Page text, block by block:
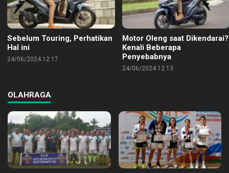
Sebelum Touring, Perhatikan
Hal ini
24/06/2024 12:17
Motor Oleng saat Dikendarai?
Kenali Beberapa
Penyebabnya
24/06/2024 12:13
OLAHRAGA